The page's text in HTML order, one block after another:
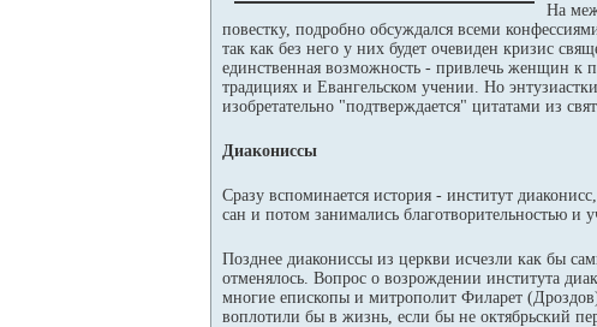
На
повестку, подробно обсуждался всеми
так как без него у них будет очевиден кризис
единственная возможность - привлечь женщин к
традициях и Евангельском учении. Но
изобретательно "подтверждается" цитатами из
Диакониссы
Сразу вспоминается история - институт
сан и потом занимались благотворительностью и
Позднее диакониссы из церкви исчезли как бы
отменялось. Вопрос о возрождении института
многие епископы и митрополит Филарет
воплотили бы в жизнь, если бы не октябрьский